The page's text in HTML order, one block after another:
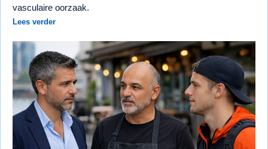
vasculaire oorzaak.
Lees verder